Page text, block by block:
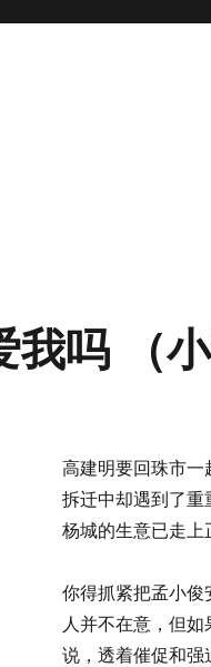
吗 （
高建明要回珠市一
拆迁中却遇到了
杨城的生意已走上
你得抓紧把孟小
人并不在意，但
说，透着催促和强